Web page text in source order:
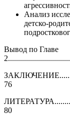
Анализ
детско-
Вывод по Главе
76
80